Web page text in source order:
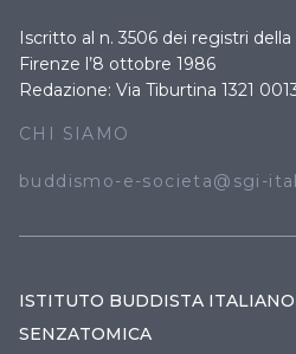
Iscritto al n. 3506 dei registri
Firenze l’8 ottobre 1986
Redazione: Via Tiburtina 1321
CHI SIAMO
buddismo-e-societa@sgi-
ISTITUTO BUDDISTA ITALIANO
SENZATOMICA